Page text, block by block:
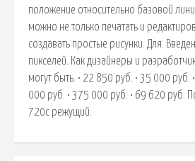
положение относительно базовой
можно не только печатать и
создавать простые рисунки. Для.
пикселей. Как дизайнеры и
могут быть. • 22 850 руб. • 35 000
000 руб. • 375 000 руб. • 69 620 руб.
720c режущий.